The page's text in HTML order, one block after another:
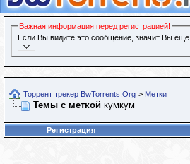
Важная информация перед регистрацией!
Если Вы видите это сообщение, значит Вы еще
Торрент трекер BwTorrents.Org > Метки
Темы с меткой кумкум
Регистрация